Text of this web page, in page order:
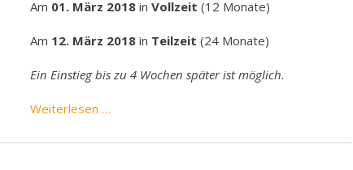
Am 01. März 2018 in Vollzeit (12 Monate)
Am 12. März 2018 in Teilzeit (24 Monate)
Ein Einstieg bis zu 4 Wochen später ist möglich.
Weiterlesen …
2